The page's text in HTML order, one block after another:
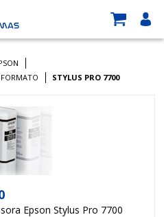
STYLUS PRO 7700
Epson Stylus Pro 7700